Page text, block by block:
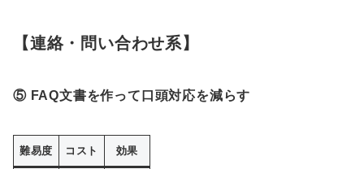
【連絡・問い合わせ系】
⑤ FAQ文書を作って口頭対応を減らす
難易度 コスト 効果